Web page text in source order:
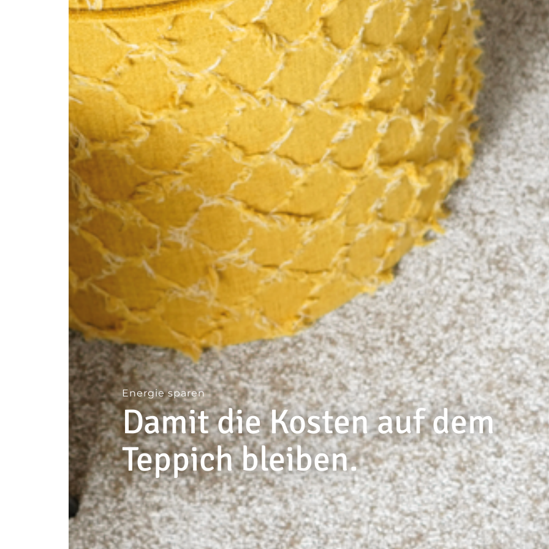
Energie sparen
Damit die Kosten auf dem
Teppich bleiben.